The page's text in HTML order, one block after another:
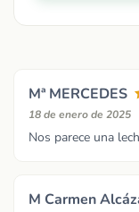
Mª MERCEDES
18 de enero de 2025
Nos parece una
M Carmen